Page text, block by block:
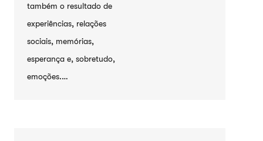
também o resultado de
experiências, relações
sociais, memórias,
esperança e, sobretudo,
emoções.…